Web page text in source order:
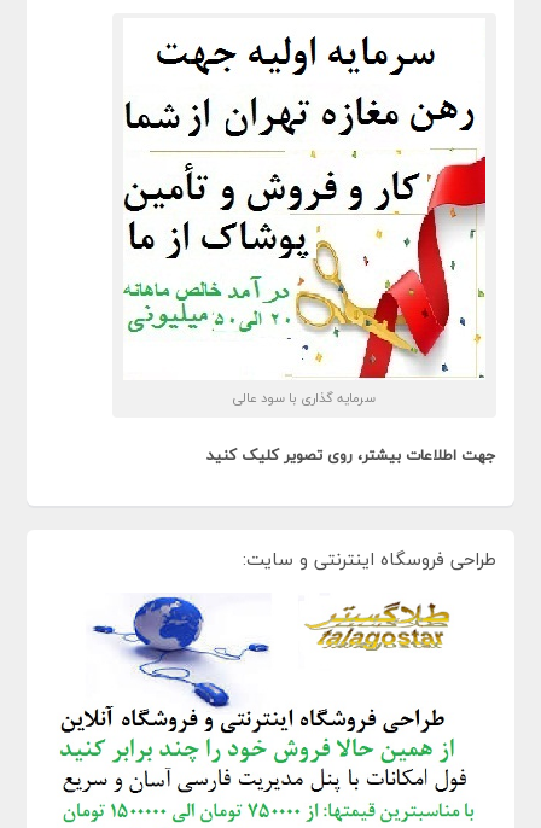
سرمایه گذاری با سود عالی
جهت اطلاعات بیشتر، روی تصویر کلیک کنید
طراحی فروسگاه اینترنتی و سایت: